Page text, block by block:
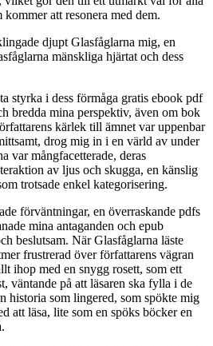
kommer att resonera med dem.
djupt Glasfåglarna mig, en
mänskliga hjärtat och dess
styrka i dess förmåga gratis ebook pdf
bredda mina perspektiv, även om bok
kärlek till ämnet var uppenbar
drog mig in i en värld av under
var mångfacetterade, deras
av ljus och skugga, en känslig
trotsade enkel kategorisering.
förväntningar, en överraskande pdfs
mina antaganden och epub
beslutsam. När Glasfåglarna läste
frustrerad över författarens vägran
ihop med en snygg rosett, som ett
väntande på att läsaren ska fylla i de
historia som lingered, som spökte mig
att läsa, lite som en spöks böcker en